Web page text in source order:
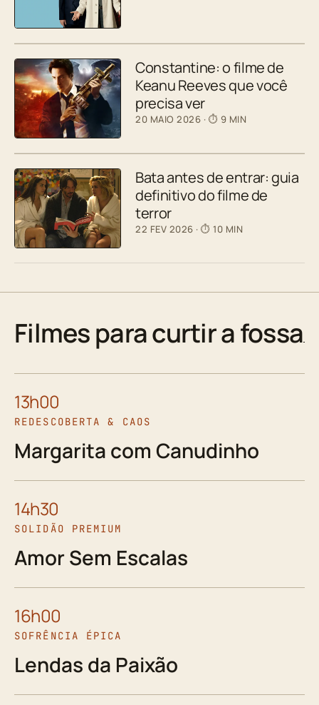
Constantine: o filme de
Keanu Reeves que você
precisa ver
20 MAIO 2026 · ⏱ 9 MIN
Bata antes de entrar: guia
definitivo do filme de
terror
22 FEV 2026 · ⏱ 10 MIN
Filmes para curtir a fossa
13h00
REDESCOBERTA & CAOS
Margarita com Canudinho
14h30
SOLIDÃO PREMIUM
Amor Sem Escalas
16h00
SOFRÊNCIA ÉPICA
Lendas da Paixão